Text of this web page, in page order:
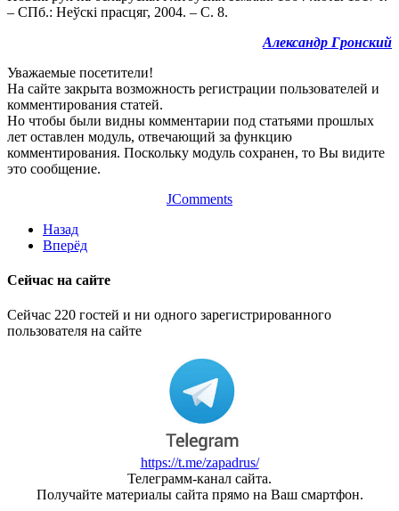
– СПб.: Неўскі прасцяг, 2004. – С. 8.
Александр Гронский
Уважаемые посетители!
На сайте закрыта возможность регистрации пользователей и
комментирования статей.
Но чтобы были видны комментарии под статьями прошлых
лет оставлен модуль, отвечающий за функцию
комментирования. Поскольку модуль сохранен, то Вы видите
это сообщение.
JComments
Назад
Вперёд
Сейчас на сайте
Сейчас 220 гостей и ни одного зарегистрированного
пользователя на сайте
https://t.me/zapadrus/
Телеграмм-канал сайта.
Получайте материалы сайта прямо на Ваш смартфон.